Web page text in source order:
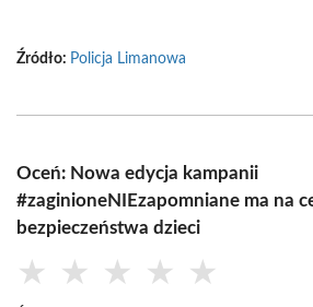
Źródło: Policja Limanowa
Oceń: Nowa edycja kampanii
#zaginioneNIEzapomniane ma na
bezpieczeństwa dzieci
★ ★ ★ ★ ★